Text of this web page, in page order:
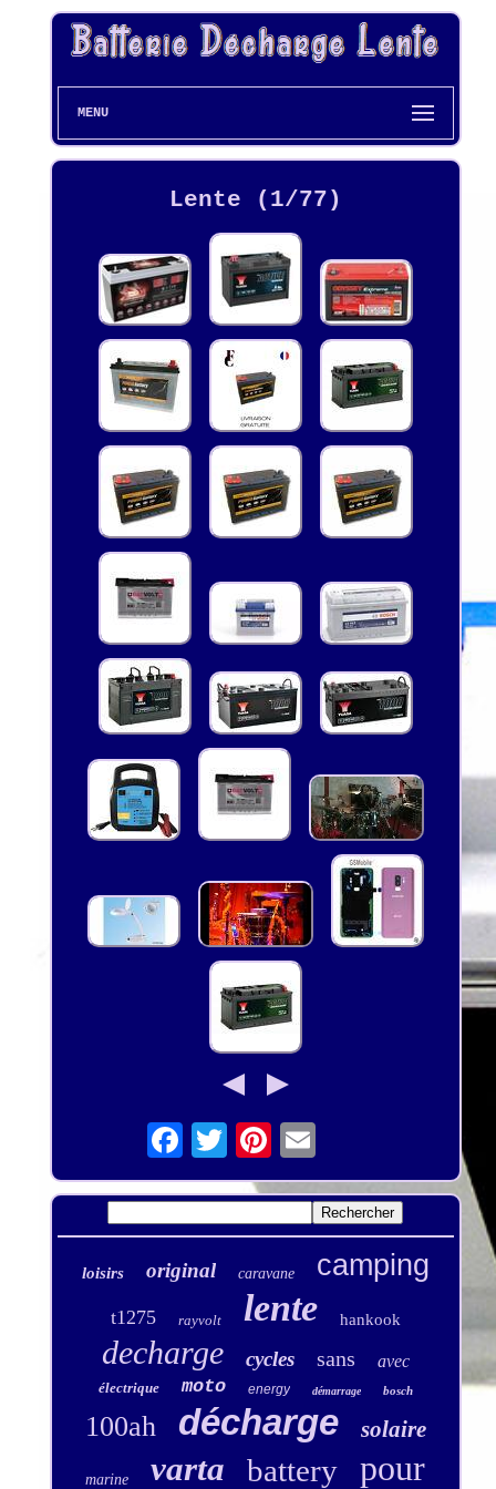
MENU
Lente (1/77)
loisirs original caravane camping
t1275 rayvolt lente hankook
decharge cycles sans avec
électrique moto energy démarrage bosch
100ah décharge solaire
marine varta battery pour